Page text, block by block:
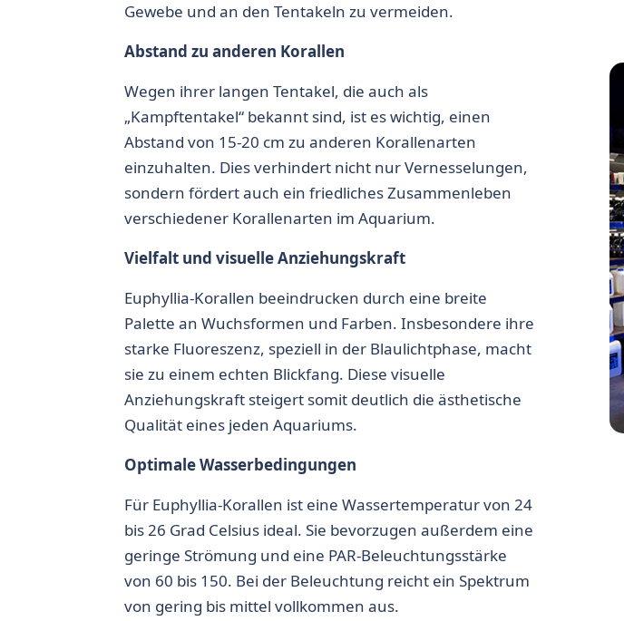
Gewebe und an den Tentakeln zu vermeiden.
Abstand zu anderen Korallen
Wegen ihrer langen Tentakel, die auch als
„Kampftentakel“ bekannt sind, ist es wichtig, einen
Abstand von 15-20 cm zu anderen Korallenarten
einzuhalten. Dies verhindert nicht nur Vernesselungen,
sondern fördert auch ein friedliches Zusammenleben
verschiedener Korallenarten im Aquarium.
Vielfalt und visuelle Anziehungskraft
Euphyllia-Korallen beeindrucken durch eine breite
Palette an Wuchsformen und Farben. Insbesondere ihre
starke Fluoreszenz, speziell in der Blaulichtphase, macht
sie zu einem echten Blickfang. Diese visuelle
Anziehungskraft steigert somit deutlich die ästhetische
Qualität eines jeden Aquariums.
Optimale Wasserbedingungen
Für Euphyllia-Korallen ist eine Wassertemperatur von 24
bis 26 Grad Celsius ideal. Sie bevorzugen außerdem eine
geringe Strömung und eine PAR-Beleuchtungsstärke
von 60 bis 150. Bei der Beleuchtung reicht ein Spektrum
von gering bis mittel vollkommen aus.